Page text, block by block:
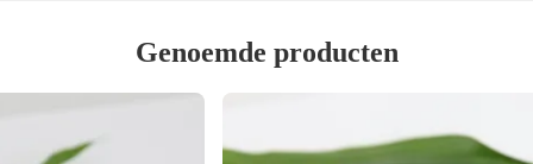
Genoemde producten